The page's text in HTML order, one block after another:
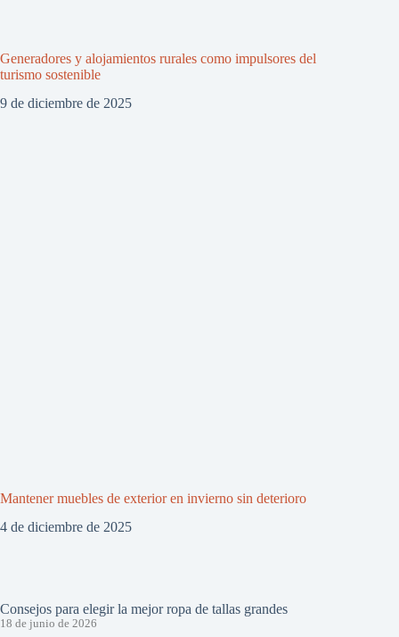
Generadores y alojamientos rurales como impulsores del
turismo sostenible
9 de diciembre de 2025
Mantener muebles de exterior en invierno sin deterioro
4 de diciembre de 2025
Consejos para elegir la mejor ropa de tallas grandes
18 de junio de 2026